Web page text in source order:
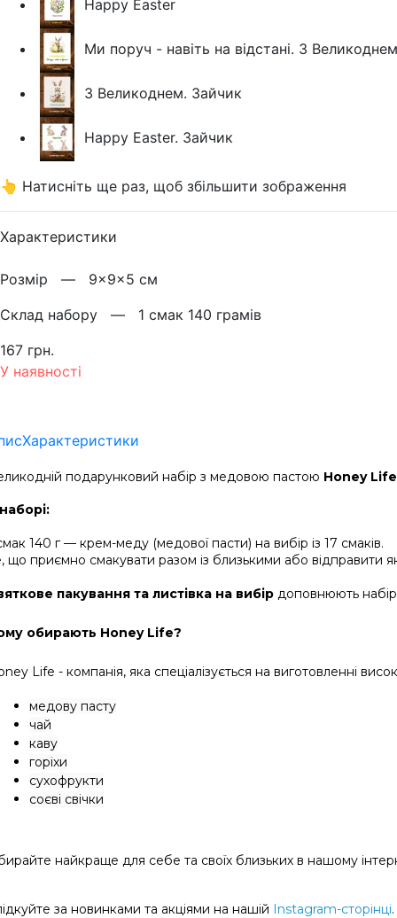
Happy Easter
Ми поруч - навіть на відстані. З Великоднем
З Великоднем. Зайчик
Happy Easter. Зайчик
👆 Натисніть ще раз, щоб збільшити зображення
Характеристики
Розмiр — 9×9×5 см
Склад набору — 1 смак 140 грамів
167 грн.
У наявності
Характеристики
подарунковий набір з медовою пастою Honey Life
140 г — крем-меду (медової пасти) на вибір із 17 смаків.
що приємно смакувати разом із близькими або відправити
пакування та листівка на вибір доповнюють
обирають Honey Life?
Life - компанія, яка спеціалізується на виготовленні
медову пасту
чай
каву
горіхи
сухофрукти
соєві свічки
найкраще для себе та своїх близьких в нашому
за новинками та акціями на нашій Instagram-сторінці.